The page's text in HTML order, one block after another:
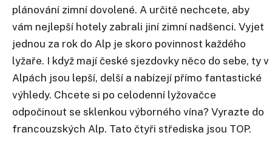
plánování zimní dovolené. A určitě nechcete, aby
vám nejlepší hotely zabrali jiní zimní nadšenci. Vyjet
jednou za rok do Alp je skoro povinnost každého
lyžaře. I když mají české sjezdovky něco do sebe, ty v
Alpách jsou lepší, delší a nabízejí přímo fantastické
výhledy. Chcete si po celodenní lyžovačce
odpočinout se sklenkou výborného vína? Vyrazte do
francouzských Alp. Tato čtyři střediska jsou TOP.